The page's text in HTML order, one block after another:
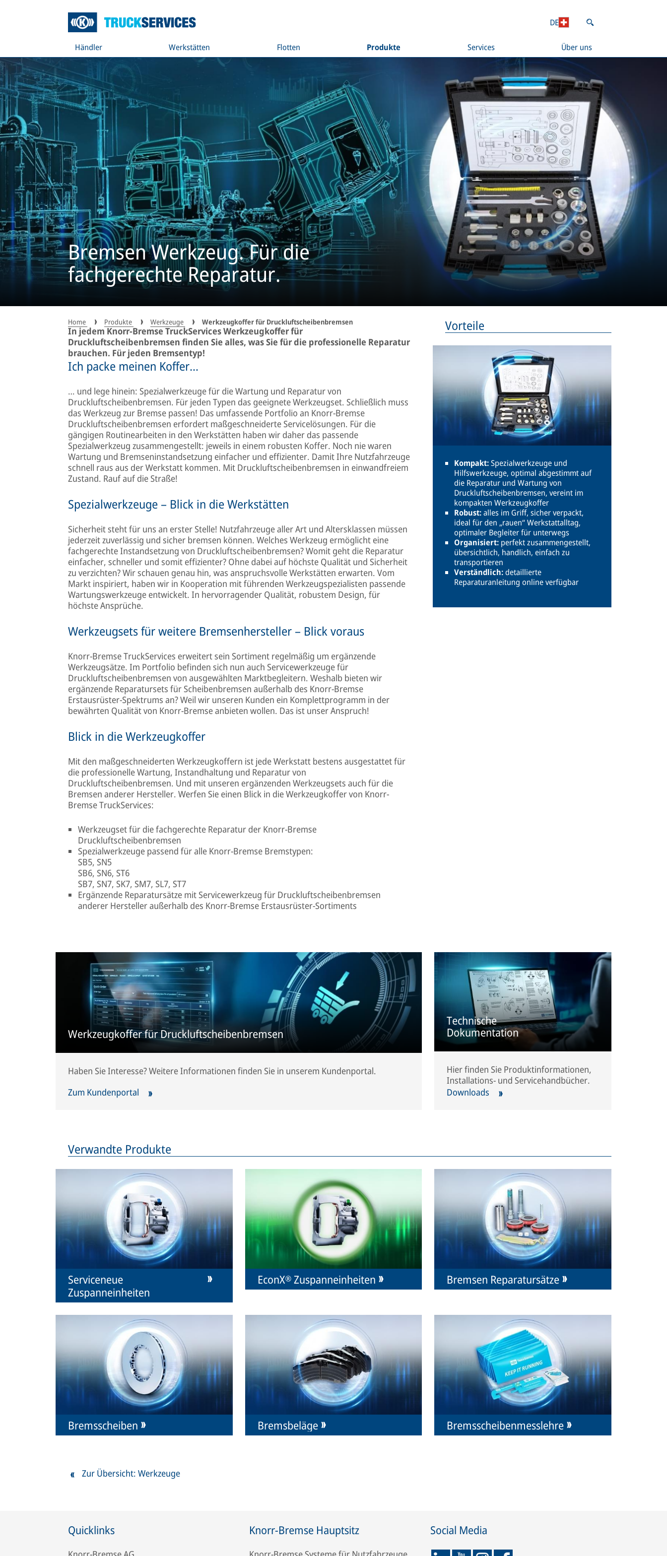
Händler Werkstätten Flotten Produkte Services Über uns
DE
Bremsen Werkzeug. Für die
fachgerechte Reparatur.
Home Produkte Werkzeuge Werkzeugkoffer für Druckluftscheibenbremsen
In jedem Knorr-Bremse TruckServices Werkzeugkoffer für
Druckluftscheibenbremsen finden Sie alles, was Sie für die professionelle Reparatur
brauchen. Für jeden Bremsentyp!
Ich packe meinen Koffer…
… und lege hinein: Spezialwerkzeuge für die Wartung und Reparatur von
Druckluftscheibenbremsen. Für jeden Typen das geeignete Werkzeugset. Schließlich muss
das Werkzeug zur Bremse passen! Das umfassende Portfolio an Knorr-Bremse
Druckluftscheibenbremsen erfordert maßgeschneiderte Servicelösungen. Für die
gängigen Routinearbeiten in den Werkstätten haben wir daher das passende
Spezialwerkzeug zusammengestellt: jeweils in einem robusten Koffer. Noch nie waren
Wartung und Bremseninstandsetzung einfacher und effizienter. Damit Ihre Nutzfahrzeuge
schnell raus aus der Werkstatt kommen. Mit Druckluftscheibenbremsen in einwandfreiem
Zustand. Rauf auf die Straße!
Spezialwerkzeuge – Blick in die Werkstätten
Sicherheit steht für uns an erster Stelle! Nutzfahrzeuge aller Art und Altersklassen müssen
jederzeit zuverlässig und sicher bremsen können. Welches Werkzeug ermöglicht eine
fachgerechte Instandsetzung von Druckluftscheibenbremsen? Womit geht die Reparatur
einfacher, schneller und somit effizienter? Ohne dabei auf höchste Qualität und Sicherheit
zu verzichten? Wir schauen genau hin, was anspruchsvolle Werkstätten erwarten. Vom
Markt inspiriert, haben wir in Kooperation mit führenden Werkzeugspezialisten passende
Wartungswerkzeuge entwickelt. In hervorragender Qualität, robustem Design, für
höchste Ansprüche.
Werkzeugsets für weitere Bremsenhersteller – Blick voraus
Knorr-Bremse TruckServices erweitert sein Sortiment regelmäßig um ergänzende
Werkzeugsätze. Im Portfolio befinden sich nun auch Servicewerkzeuge für
Druckluftscheibenbremsen von ausgewählten Marktbegleitern. Weshalb bieten wir
ergänzende Reparatursets für Scheibenbremsen außerhalb des Knorr-Bremse
Erstausrüster-Spektrums an? Weil wir unseren Kunden ein Komplettprogramm in der
bewährten Qualität von Knorr-Bremse anbieten wollen. Das ist unser Anspruch!
Vorteile
Kompakt:Spezialwerkzeuge und
Hilfswerkzeuge, optimal abgestimmt auf
die Reparatur und Wartung von
Druckluftscheibenbremsen, vereint im
kompakten Werkzeugkoffer
Robust:alles im Griff, sicher verpackt,
ideal für den „rauen“ Werkstattalltag,
optimaler Begleiter für unterwegs
Organisiert: perfekt zusammengestellt,
übersichtlich, handlich, einfach zu
transportieren
Verständlich:detaillierte
Reparaturanleitung online verfügbar
Blick in die Werkzeugkoffer
Mit den maßgeschneiderten Werkzeugkoffern ist jede Werkstatt bestens ausgestattet für
die professionelle Wartung, Instandhaltung und Reparatur von
Druckluftscheibenbremsen. Und mit unseren ergänzenden Werkzeugsets auch für die
Bremsen anderer Hersteller. Werfen Sie einen Blick in die Werkzeugkoffer von Knorr-
Bremse TruckServices:
Werkzeugset für die fachgerechte Reparatur der Knorr-Bremse
Druckluftscheibenbremsen
Spezialwerkzeuge passend für alle Knorr-Bremse Bremstypen:
SB5, SN5
SB6, SN6, ST6
SB7, SN7, SK7, SM7, SL7, ST7
Ergänzende Reparatursätze mit Servicewerkzeug für Druckluftscheibenbremsen
anderer Hersteller außerhalb des Knorr-Bremse Erstausrüster-Sortiments
Werkzeugkoffer für Druckluftscheibenbremsen
Haben Sie Interesse? Weitere Informationen finden Sie in unserem Kundenportal.
Zum Kundenportal
Technische
Dokumentation
Hier finden Sie Produktinformationen,
Installations- und Servicehandbücher.
Downloads
Verwandte Produkte
Serviceneue
Zuspanneinheiten
EconX® Zuspanneinheiten Bremsen Reparatursätze
Bremsscheiben Bremsbeläge Bremsscheibenmesslehre
Zur Übersicht: Werkzeuge
Quicklinks Knorr-Bremse Hauptsitz Social Media